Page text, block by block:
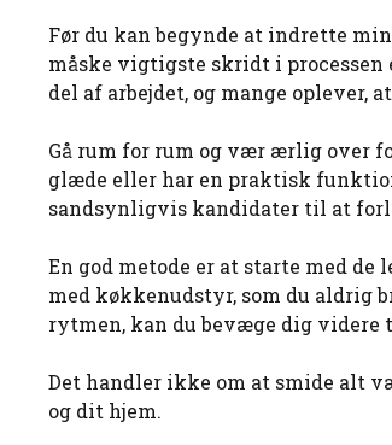
Før du kan begynde at indrette
måske vigtigste skridt i
del af arbejdet, og mange oplever,
Gå rum for rum og vær ærlig over
glæde eller har en praktisk
sandsynligvis kandidater til at
En god metode er at starte med
med køkkenudstyr, som du aldrig
rytmen, kan du bevæge dig videre
Det handler ikke om at smide alt
og dit hjem.